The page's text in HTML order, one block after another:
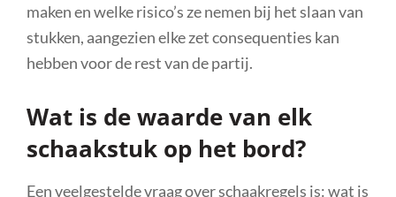
maken en welke risico’s ze nemen bij het slaan van
stukken, aangezien elke zet consequenties kan
hebben voor de rest van de partij.
Wat is de waarde van elk
schaakstuk op het bord?
Een veelgestelde vraag over schaakregels is: wat is